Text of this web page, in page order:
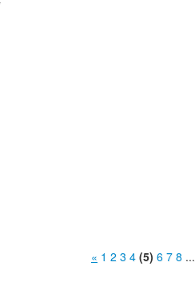
« 1 2 3 4 (5) 6 7 8